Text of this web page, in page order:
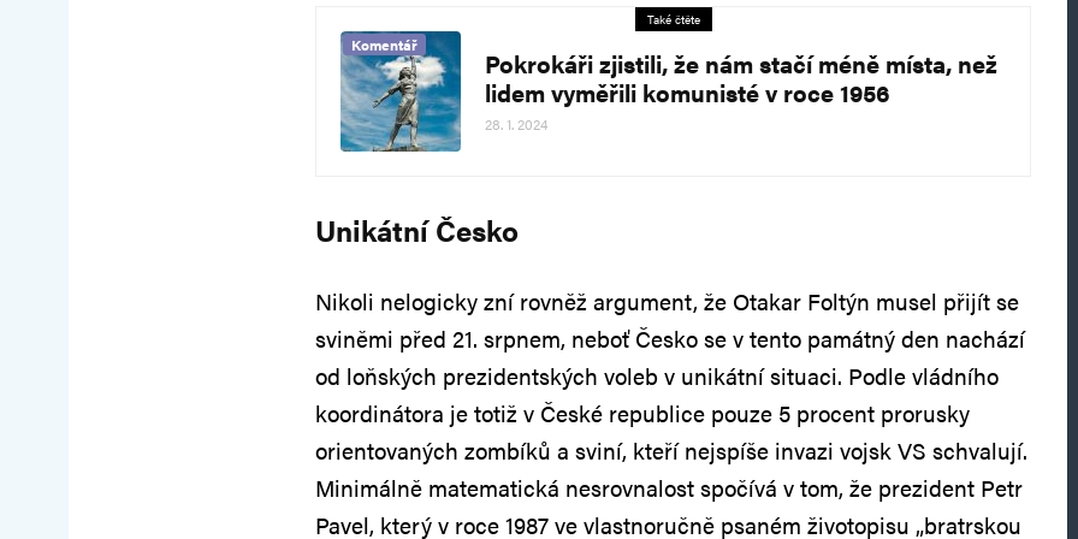
Také čtěte
Komentář
Pokrokáři zjistili, že nám stačí méně místa, než
lidem vyměřili komunisté v roce 1956
28. 1. 2024
Unikátní Česko
Nikoli nelogicky zní rovněž argument, že Otakar Foltýn musel přijít se
sviněmi před 21. srpnem, neboť Česko se v tento památný den nachází
od loňských prezidentských voleb v unikátní situaci. Podle vládního
koordinátora je totiž v České republice pouze 5 procent prorusky
orientovaných zombíků a sviní, kteří nejspíše invazi vojsk VS schvalují.
Minimálně matematická nesrovnalost spočívá v tom, že prezident Petr
Pavel, který v roce 1987 ve vlastnoručně psaném životopisu „bratrskou